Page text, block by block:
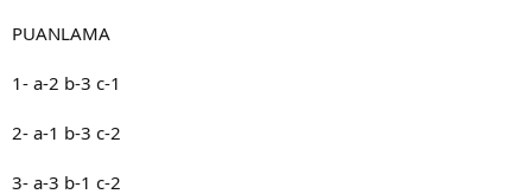
PUANLAMA
1- a-2 b-3 c-1
2- a-1 b-3 c-2
3- a-3 b-1 c-2